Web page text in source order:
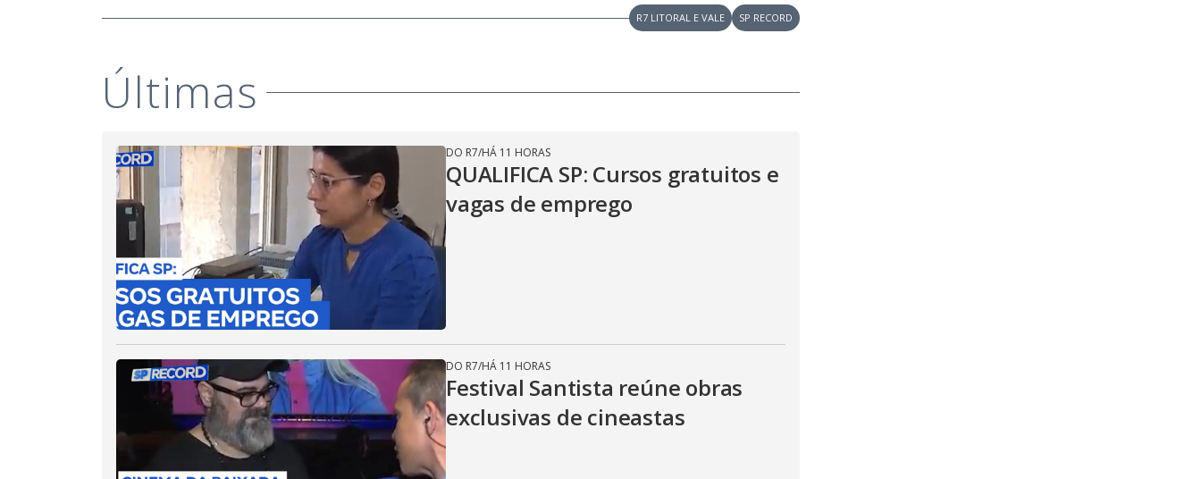
R7 LITORAL E VALE SP RECORD
Últimas
DO R7/HÁ 11 HORAS
QUALIFICA SP: Cursos gratuitos e
vagas de emprego
DO R7/HÁ 11 HORAS
Festival Santista reúne obras
exclusivas de cineastas